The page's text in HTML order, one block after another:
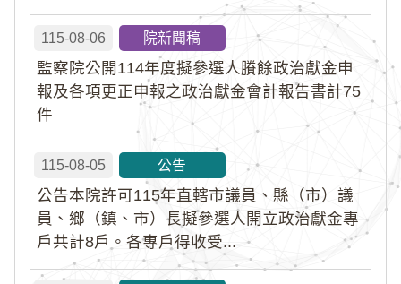
115-08-06 院新聞稿
監察院公開114年度擬參選人賸餘政治獻金申
報及各項更正申報之政治獻金會計報告書計75
件
115-08-05 公告
公告本院許可115年直轄市議員、縣（市）議
員、鄉（鎮、市）長擬參選人開立政治獻金專
戶共計8戶。各專戶得收受...